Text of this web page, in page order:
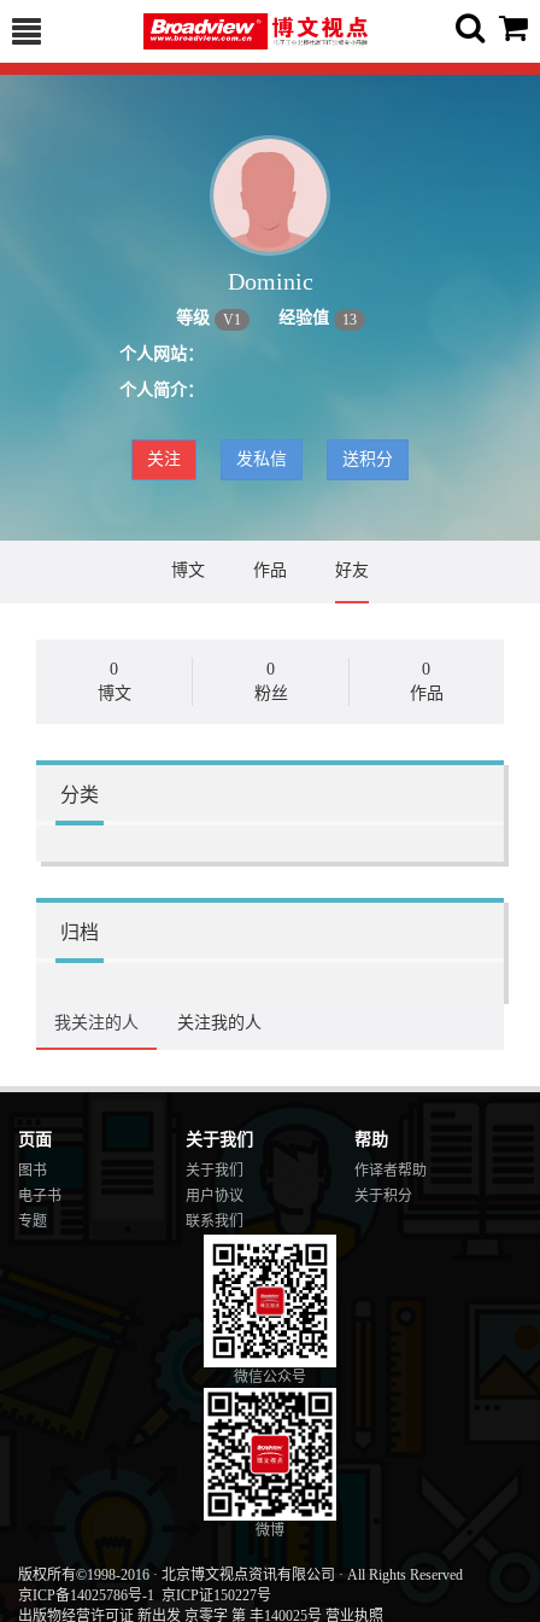
Dominic
等级 V1 经验值 13
个人网站：
个人简介：
关注 发私信 送积分
博文 作品 好友
0
博文
0
粉丝
0
作品
分类
归档
我关注的人 关注我的人
页面
图书
电子书
专题
关于我们
关于我们
用户协议
联系我们
帮助
作译者帮助
关于积分
微信公众号
微博
版权所有©1998-2016 · 北京博文视点资讯有限公司 · All Rights Reserved
京ICP备14025786号-1 京ICP证150227号
出版物经营许可证 新出发 京零字 第 丰140025号 营业执照